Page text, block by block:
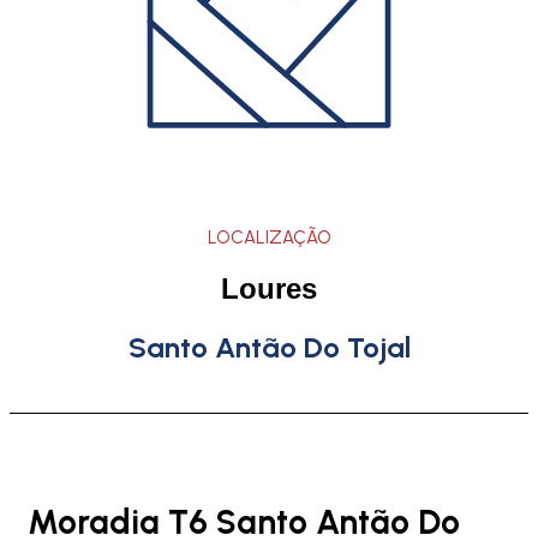
LOCALIZAÇÃO
Loures
Santo Antão Do Tojal
Moradia T6 Santo Antão Do